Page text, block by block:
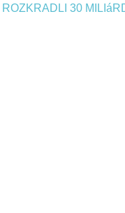
ROZKRADLI 30